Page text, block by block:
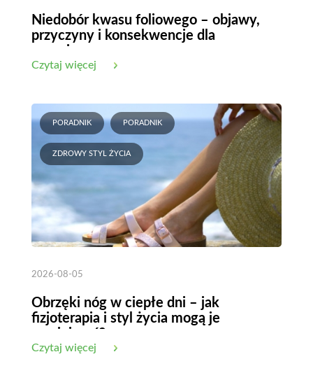
Niedobór kwasu foliowego – objawy,
przyczyny i konsekwencje dla
Czytaj więcej
PORADNIK PORADNIK
ZDROWY STYL ŻYCIA
2026-08-05
Obrzęki nóg w ciepłe dni – jak
fizjoterapia i styl życia mogą je
Czytaj więcej